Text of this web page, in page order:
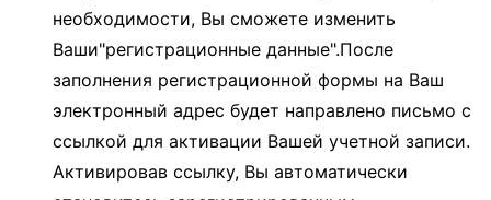
необходимости, Вы сможете изменить
Ваши"регистрационные данные".После
заполнения регистрационной формы на Ваш
электронный адрес будет направлено письмо с
ссылкой для активации Вашей учетной записи.
Активировав ссылку, Вы автоматически